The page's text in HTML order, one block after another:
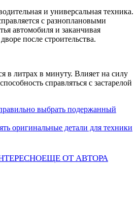
и универсальная техника.
с разноплановыми
автомобиля и заканчивая
после строительства.
в литрах в минуту. Влияет на силу
справляться с застарелой
выбрать подержанный
оригинальные детали для техники
ЕЩЕ ОТ АВТОРА